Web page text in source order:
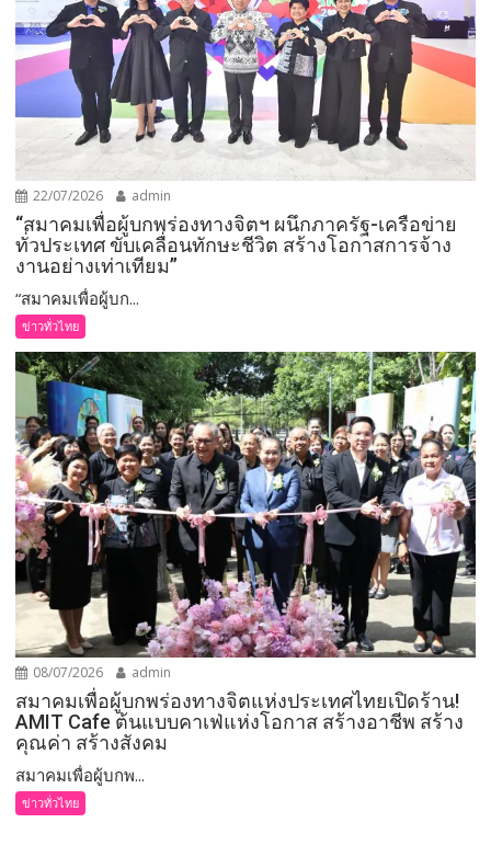
22/07/2026 admin
“สมาคมเพื่อผู้บกพร่องทางจิตฯ ผนึกภาครัฐ-เครือข่าย
ทั่วประเทศ ขับเคลื่อนทักษะชีวิต สร้างโอกาสการจ้าง
งานอย่างเท่าเทียม”
“สมาคมเพื่อผู้บก...
ข่าวทั่วไทย
08/07/2026 admin
สมาคมเพื่อผู้บกพร่องทางจิตแห่งประเทศไทยเปิดร้าน!
AMIT Cafe ต้นแบบคาเฟ่แห่งโอกาส สร้างอาชีพ สร้าง
คุณค่า สร้างสังคม
สมาคมเพื่อผู้บกพ...
ข่าวทั่วไทย